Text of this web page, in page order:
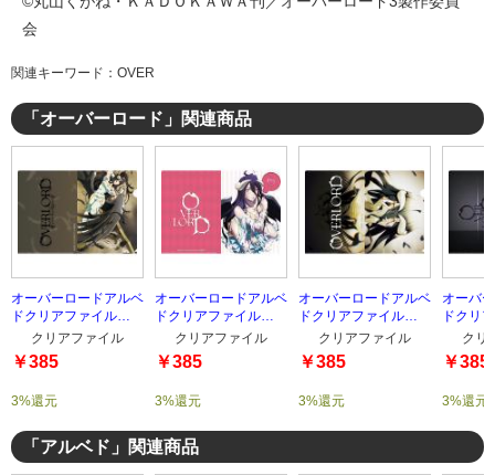
会
関連キーワード：OVER
「オーバーロード」関連商品
オーバーロードアルベ
ドクリアファイル
type-4クリアファイル
￥385
3%還元
オーバーロードアルベ
ドクリアファイル
type-3クリアファイル
￥385
3%還元
オーバーロードアルベ
ドクリアファイル
type-2クリアファイル
￥385
3%還元
オーバ
ドクリ
type-1
クリ
￥385
3%還元
「アルベド」関連商品